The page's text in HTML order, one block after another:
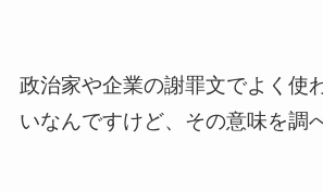
政治家や企業の謝罪文でよく使
いなんですけど、その意味を調